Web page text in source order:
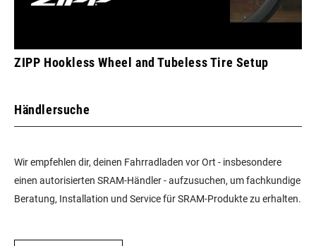
ZIPP Hookless Wheel and Tubeless Tire Setup
Händlersuche
Wir empfehlen dir, deinen Fahrradladen vor Ort - insbesondere
einen autorisierten SRAM-Händler - aufzusuchen, um fachkundige
Beratung, Installation und Service für SRAM-Produkte zu erhalten.